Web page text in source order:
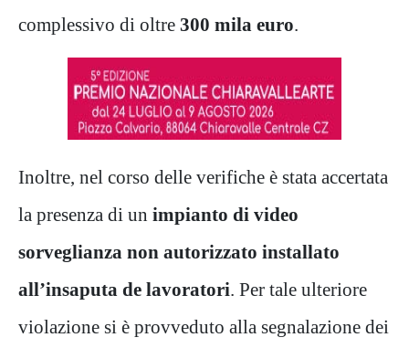
complessivo di oltre 300 mila euro.
Inoltre, nel corso delle verifiche è stata accertata
la presenza di un impianto di video
sorveglianza non autorizzato installato
all’insaputa de lavoratori. Per tale ulteriore
violazione si è provveduto alla segnalazione dei